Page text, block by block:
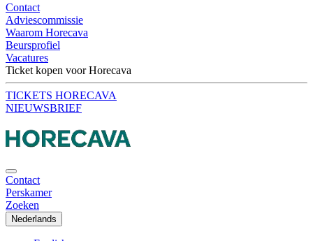
Contact
Adviescommissie
Waarom Horecava
Beursprofiel
Vacatures
Ticket kopen voor Horecava
TICKETS HORECAVA
NIEUWSBRIEF
Contact
Perskamer
Zoeken
Nederlands